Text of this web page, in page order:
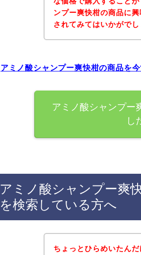
ンプー爽快柑の商品に
されてみてはいかがでし
アミノ酸シャンプー爽快柑の商品を
アミノ酸シャンプー
し
アミノ酸シャンプー爽
を検索している方へ
ちょっとひらめいたん